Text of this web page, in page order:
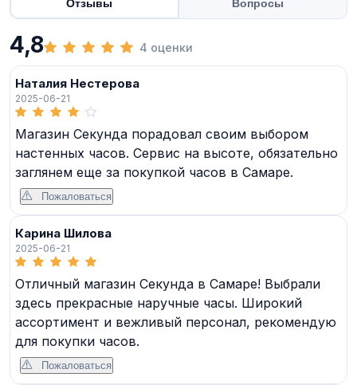
Отзывы Вопросы
4,8 4 оценки
Наталия Нестерова
2025-06-21
Магазин Секунда порадовал своим выбором
настенных часов. Сервис на высоте, обязательно
заглянем еще за покупкой часов в Самаре.
Пожаловаться
Карина Шилова
2025-06-21
Отличный магазин Секунда в Самаре! Выбрали
здесь прекрасные наручные часы. Широкий
ассортимент и вежливый персонал, рекомендую
для покупки часов.
Пожаловаться